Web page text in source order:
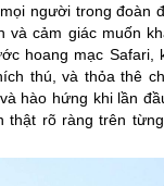
người trong đoàn
và cảm giác muốn
hoang mạc Safari,
thú, và thỏa thê
hào hứng khi lần
thật rõ ràng trên